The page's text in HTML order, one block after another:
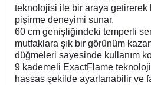
teknolojisi ile bir araya getirerek
pişirme deneyimi sunar.
60 cm genişliğindeki temperli
mutfaklara şık bir görünüm
düğmeleri sayesinde kullanım
9 kademeli ExactFlame
hassas şekilde ayarlanabilir ve